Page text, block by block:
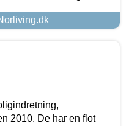
2010. De har en flot